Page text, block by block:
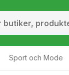
Sport och Mode